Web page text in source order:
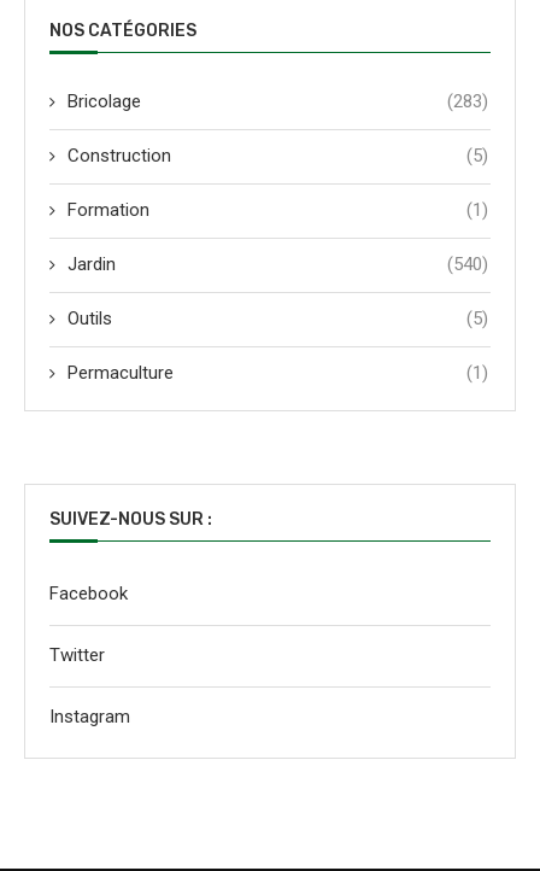
NOS CATÉGORIES
Bricolage (283)
Construction (5)
Formation (1)
Jardin (540)
Outils (5)
Permaculture (1)
SUIVEZ-NOUS SUR :
Facebook
Twitter
Instagram